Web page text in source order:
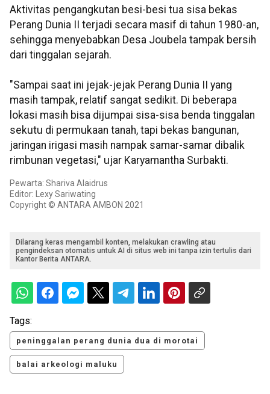
Aktivitas pengangkutan besi-besi tua sisa bekas
Perang Dunia II terjadi secara masif di tahun 1980-an,
sehingga menyebabkan Desa Joubela tampak bersih
dari tinggalan sejarah.
"Sampai saat ini jejak-jejak Perang Dunia II yang
masih tampak, relatif sangat sedikit. Di beberapa
lokasi masih bisa dijumpai sisa-sisa benda tinggalan
sekutu di permukaan tanah, tapi bekas bangunan,
jaringan irigasi masih nampak samar-samar dibalik
rimbunan vegetasi," ujar Karyamantha Surbakti.
Pewarta: Shariva Alaidrus
Editor: Lexy Sariwating
Copyright © ANTARA AMBON 2021
Dilarang keras mengambil konten, melakukan crawling atau
pengindeksan otomatis untuk AI di situs web ini tanpa izin tertulis dari
Kantor Berita ANTARA.
Tags:
peninggalan perang dunia dua di morotai
balai arkeologi maluku